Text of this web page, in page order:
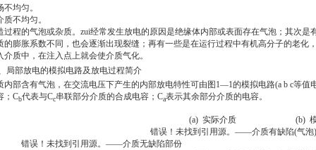
不均匀。
质不均匀。
过程的气泡或杂质。zui经常发生放电的原因是绝缘体内部或表面存在气泡；其次
的膨胀系数不同，也会逐渐出现裂缝；再有一些是在运行过程中有机高分子的老化
介质中，在注入点上就会使介质气化。
局部放电的模拟电路及放电过程简介
内部含有气泡，在交流电压下产生的内部放电特性可由图1—1的模拟电路(a b c等
；Cb代表与Cc串联部分介质的合成电容；Ca表示其余部分介质的电容。
(a) 实际介质 (b) 模
错误！未找到引用源。 ——介质有缺陷(气泡
！未找到引用源。 ——介质无缺陷部份